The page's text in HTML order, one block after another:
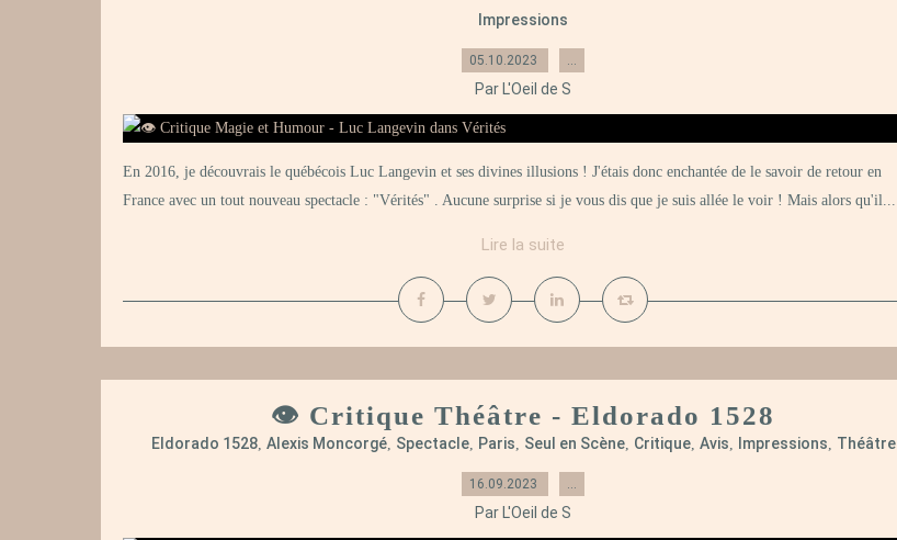
Impressions
05.10.2023 …
Par L'Oeil de S
En 2016, je découvrais le québécois Luc Langevin et ses divines illusions ! J'étais donc enchantée de le savoir de retour en
France avec un tout nouveau spectacle : "Vérités" . Aucune surprise si je vous dis que je suis allée le voir ! Mais alors qu'il...
Lire la suite
👁️ Critique Théâtre - Eldorado 1528
Eldorado 1528, Alexis Moncorgé, Spectacle, Paris, Seul en Scène, Critique, Avis, Impressions, Théâtre
16.09.2023 …
Par L'Oeil de S